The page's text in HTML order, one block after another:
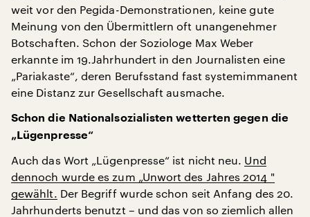
weit vor den Pegida-Demonstrationen, keine gute
Meinung von den Übermittlern oft unangenehmer
Botschaften. Schon der Soziologe Max Weber
erkannte im 19.Jahrhundert in den Journalisten eine
„Pariakaste“, deren Berufsstand fast systemimmanent
eine Distanz zur Gesellschaft ausmache.
Schon die Nationalsozialisten wetterten gegen die
„Lügenpresse“
Auch das Wort „Lügenpresse“ ist nicht neu. Und
dennoch wurde es zum „Unwort des Jahres 2014 "
gewählt. Der Begriff wurde schon seit Anfang des 20.
Jahrhunderts benutzt – und das von so ziemlich allen